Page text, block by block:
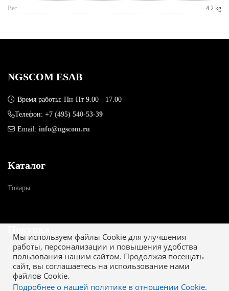
Вес
4.2 kg
Мы используем файлы Cookie для улучшения
работы, персонализации и повышения удобства
пользования нашим сайтом. Продолжая посещать
сайт, вы соглашаетесь на использование нами
файлов Cookie.
Подробнее о нашей политике в отношении Cookie.
NGSCOM ESAB
Время работы: Пн-Пт 9.00 - 17.00
Телефон: +7 (495) 540-53-39
Email: info@ngscom.ru
Каталог
Товары
Как купить
Гарантия